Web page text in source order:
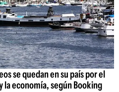
se quedan en su país por el
economía, según Booking